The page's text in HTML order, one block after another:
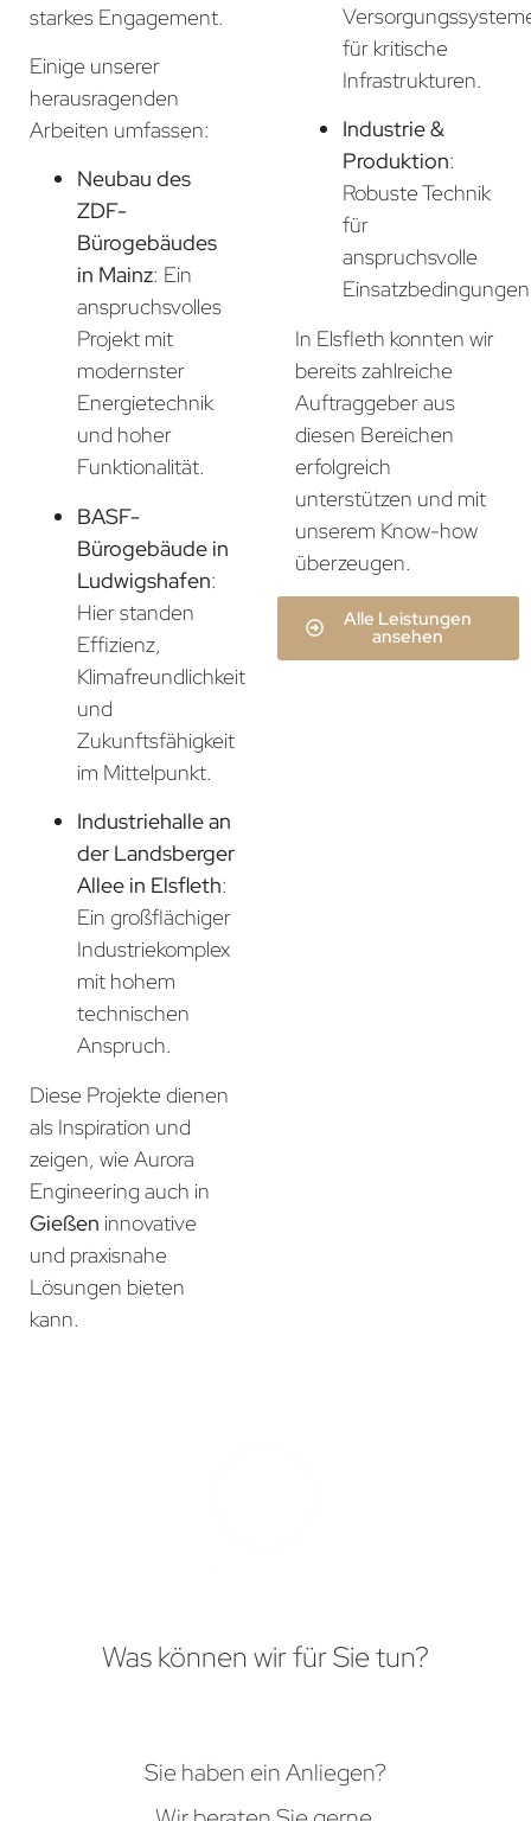
starkes Engagement.
Einige unserer
herausragenden
Arbeiten umfassen:
Neubau des
ZDF-
Bürogebäudes
in Mainz: Ein
anspruchsvolles
Projekt mit
modernster
Energietechnik
und hoher
Funktionalität.
BASF-
Bürogebäude in
Ludwigshafen:
Hier standen
Effizienz,
Klimafreundlichkeit
und
Zukunftsfähigkeit
im Mittelpunkt.
Industriehalle an
der Landsberger
Allee in Elsfleth:
Ein großflächiger
Industriekomplex
mit hohem
technischen
Anspruch.
Diese Projekte dienen
als Inspiration und
zeigen, wie Aurora
Engineering auch in
Gießen innovative
und praxisnahe
Lösungen bieten
kann.
für kritische
Infrastrukturen.
Industrie &
Produktion:
Robuste Technik
für
anspruchsvolle
In Elsfleth konnten wir
bereits zahlreiche
Auftraggeber aus
diesen Bereichen
erfolgreich
unterstützen und mit
unserem Know-how
überzeugen.
Alle Leistungen
ansehen
Was können wir für Sie tun?
Sie haben ein Anliegen?